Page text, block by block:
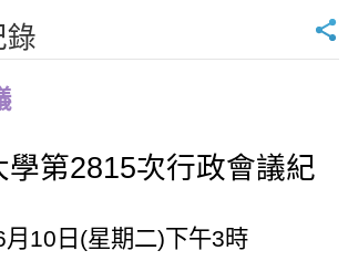
錄
學第2815次行政會議紀
月 10 日 (星期二)下午3時